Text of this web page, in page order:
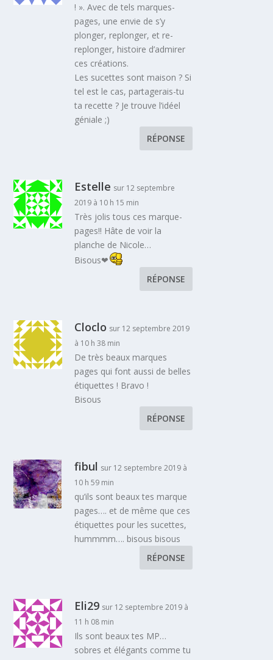
! ». Avec de tels marques-
pages, une envie de s’y
plonger, replonger, et re-
replonger, histoire d’admirer
ces créations.
Les sucettes sont maison ? Si
tel est le cas, partagerais-tu
ta recette ? Je trouve l’idéel
géniale ;)
RÉPONSE
Estelle sur 12 septembre
2019 à 10 h 15 min
Très jolis tous ces marque-
pages!! Hâte de voir la
planche de Nicole…
Bisous❤
RÉPONSE
Cloclo sur 12 septembre 2019
à 10 h 38 min
De très beaux marques
pages qui font aussi de belles
étiquettes ! Bravo !
Bisous
RÉPONSE
fibul sur 12 septembre 2019 à
10 h 59 min
qu’ils sont beaux tes marque
pages…. et de même que ces
étiquettes pour les sucettes,
hummmm…. bisous bisous
RÉPONSE
Eli29 sur 12 septembre 2019 à
11 h 08 min
Ils sont beaux tes MP…
sobres et élégants comme tu